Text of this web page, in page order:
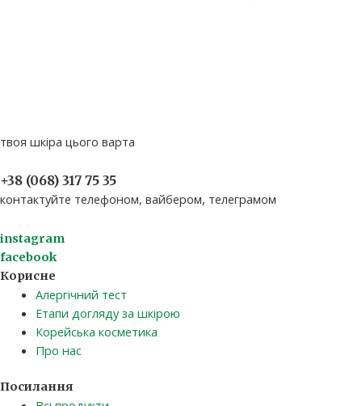
твоя шкіра цього варта
+38 (068) 317 75 35​
контактуйте телефоном, вайбером, телеграмом
instagram
facebook
Корисне
Алергічний тест
Етапи догляду за шкірою
Корейська косметика
Про нас
Посилання